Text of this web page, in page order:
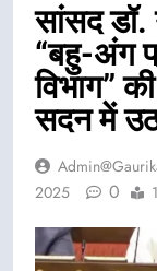
सांसद
“बहु-अंग
विभाग”
सदन में
2025
0